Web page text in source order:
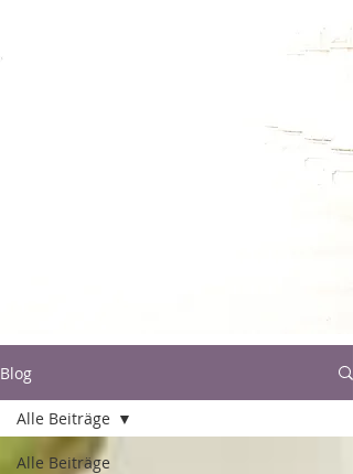
Blog
Alle Beiträge
Alle Beiträge